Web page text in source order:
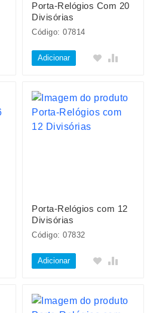
Porta-Relógios Com 20
Divisórias
Código: 07814
Adicionar
Porta-Relógios com 12
Divisórias
Código: 07832
Adicionar